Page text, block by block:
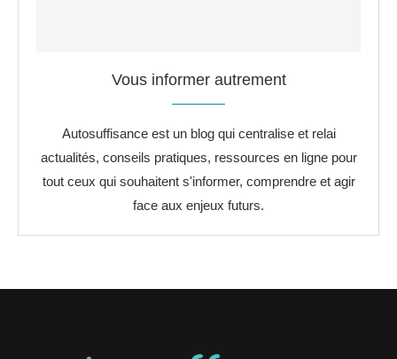
Vous informer autrement
Autosuffisance est un blog qui centralise et relai
actualités, conseils pratiques, ressources en ligne pour
tout ceux qui souhaitent s'informer, comprendre et agir
face aux enjeux futurs.